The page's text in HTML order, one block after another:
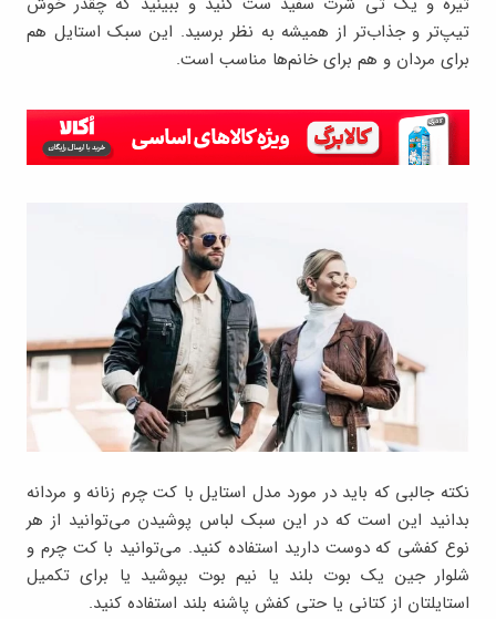
تیپ‌تر و جذاب‌تر از همیشه به نظر برسید. این سبک استایل هم
برای مردان و هم برای خانم‌ها مناسب است.
نکته جالبی که باید در مورد مدل استایل با کت چرم زنانه و مردانه
بدانید این است که در این سبک لباس پوشیدن می‌توانید از هر
نوع کفشی که دوست دارید استفاده کنید. می‌توانید با کت چرم و
شلوار جین یک بوت بلند یا نیم بوت بپوشید یا برای تکمیل
استایلتان از کتانی یا حتی کفش پاشنه بلند استفاده کنید.